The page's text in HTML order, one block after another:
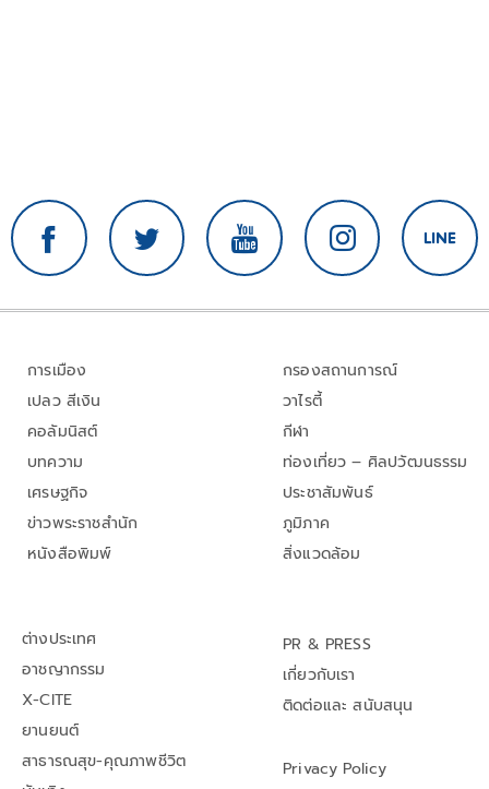
การเมือง
เปลว สีเงิน
คอลัมนิสต์
บทความ
เศรษฐกิจ
ข่าวพระราชสำนัก
หนังสือพิมพ์
กรองสถานการณ์
วาไรตี้
กีฬา
ท่องเที่ยว – ศิลปวัฒนธรรม
ประชาสัมพันธ์
ภูมิภาค
สิ่งแวดล้อม
ต่างประเทศ
อาชญากรรม
X-CITE
ยานยนต์
สาธารณสุข-คุณภาพชีวิต
PR & PRESS
เกี่ยวกับเรา
ติดต่อและ สนับสนุน
Privacy Policy